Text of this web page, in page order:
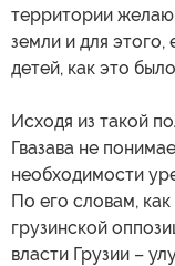
территории
земли и для
детей, как это
Исходя из такой
Гвазава не
необходимости
По его словам,
грузинской
власти Грузии –